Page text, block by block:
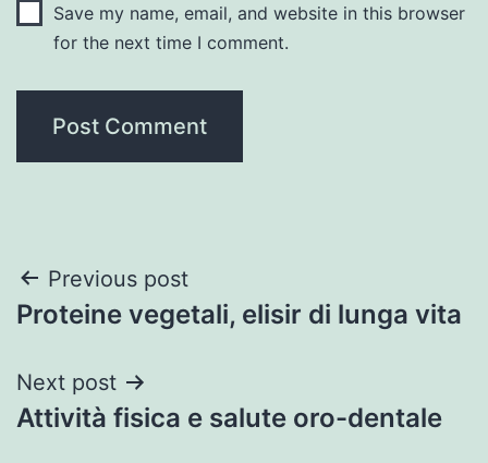
Save my name, email, and website in this browser
for the next time I comment.
Post
navigation
Previous post
Proteine vegetali, elisir di lunga vita
Next post
Attività fisica e salute oro-dentale